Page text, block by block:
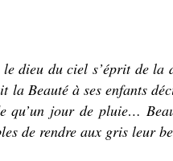
dieu du ciel s’éprit de la
la Beauté à ses enfants
qu’un jour de pluie…
de rendre aux gris leur